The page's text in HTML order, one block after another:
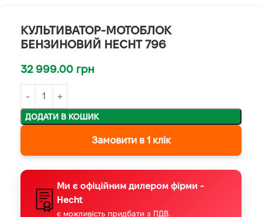
КУЛЬТИВАТОР-МОТОБЛОК
БЕНЗИНОВИЙ HECHT 796
32 999.00 грн
ДОДАТИ В КОШИК
Замовити в 1 клік
Ми є офіційним дилером фірми -
Hecht
є можливість придбати з ПДВ.